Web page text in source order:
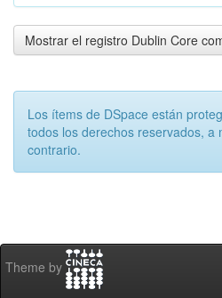
Mostrar el registro Dublin Core
Los ítems de DSpace están
todos los derechos reservados, a
contrario.
Theme by